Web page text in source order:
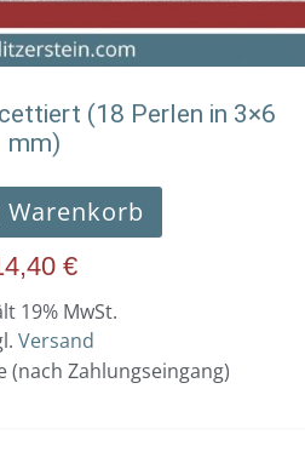
(18 Perlen in 3×6
mm)
Warenkorb
€
19% MwSt.
Versand
(nach Zahlungseingang)